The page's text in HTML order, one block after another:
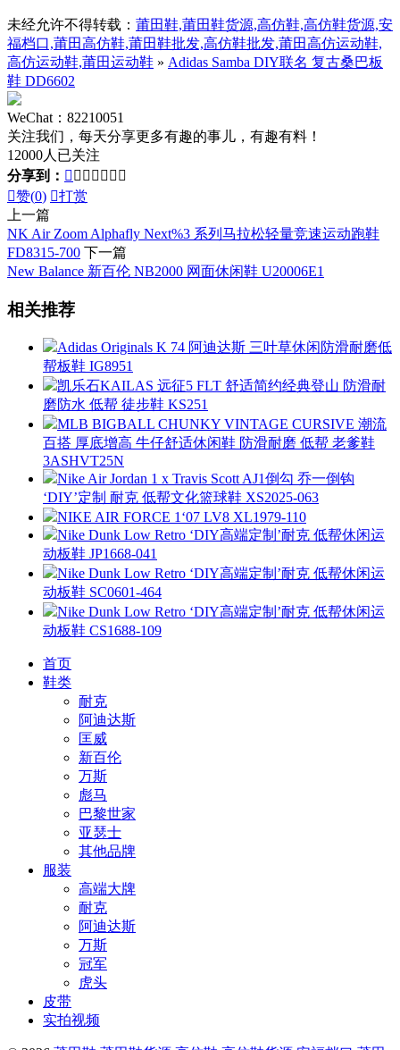
未经允许不得转载： 莆田鞋,莆田鞋货源,高仿鞋,高仿鞋货源,安
福档口,莆田高仿鞋,莆田鞋批发,高仿鞋批发,莆田高仿运动鞋,
高仿运动鞋,莆田运动鞋 » Adidas Samba DIY联名 复古桑巴板
鞋 DD6602
WeChat：82210051
关注我们，每天分享更多有趣的事儿，有趣有料！
12000人已关注
分享到：       
赞(0) 打赏
上一篇
NK Air Zoom Alphafly Next%3 系列马拉松轻量竞速运动跑鞋
FD8315-700 下一篇
New Balance 新百伦 NB2000 网面休闲鞋 U20006E1
相关推荐
Adidas Originals K 74 阿迪达斯 三叶草休闲防滑耐磨低
帮板鞋 IG8951
凯乐石KAILAS 远征5 FLT 舒适简约经典登山 防滑耐
磨防水 低帮 徒步鞋 KS251
MLB BIGBALL CHUNKY VINTAGE CURSIVE 潮流
百搭 厚底增高 牛仔舒适休闲鞋 防滑耐磨 低帮 老爹鞋
3ASHVT25N
Nike Air Jordan 1 x Travis Scott AJ1倒勾 乔一倒钩
‘DIY’定制 耐克 低帮文化篮球鞋 XS2025-063
NIKE AIR FORCE 1‘07 LV8 XL1979-110
Nike Dunk Low Retro ‘DIY高端定制’耐克 低帮休闲运
动板鞋 JP1668-041
Nike Dunk Low Retro ‘DIY高端定制’耐克 低帮休闲运
动板鞋 SC0601-464
Nike Dunk Low Retro ‘DIY高端定制’耐克 低帮休闲运
动板鞋 CS1688-109
首页
鞋类
耐克
阿迪达斯
匡威
新百伦
万斯
彪马
巴黎世家
亚瑟士
其他品牌
服装
高端大牌
耐克
阿迪达斯
万斯
冠军
虎头
皮带
实拍视频